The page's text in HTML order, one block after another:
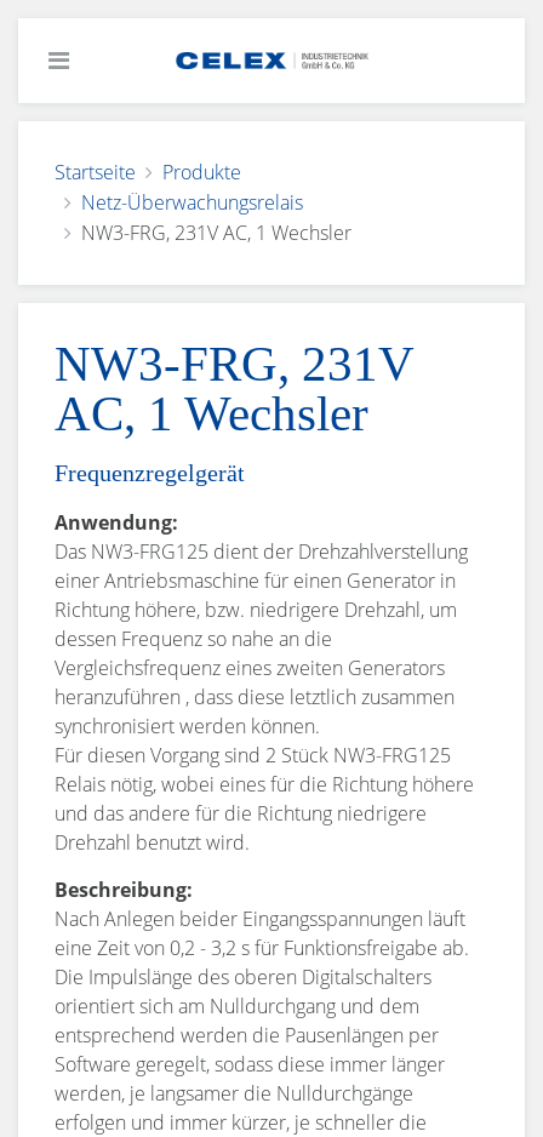
Startseite
Produkte
Netz-Überwachungsrelais
NW3-FRG, 231V AC, 1 Wechsler
NW3-FRG, 231V
AC, 1 Wechsler
Frequenzregelgerät
Anwendung:
Das NW3-FRG125 dient der Drehzahlverstellung
einer Antriebsmaschine für einen Generator in
Richtung höhere, bzw. niedrigere Drehzahl, um
dessen Frequenz so nahe an die
Vergleichsfrequenz eines zweiten Generators
heranzuführen , dass diese letztlich zusammen
synchronisiert werden können.
Für diesen Vorgang sind 2 Stück NW3-FRG125
Relais nötig, wobei eines für die Richtung höhere
und das andere für die Richtung niedrigere
Drehzahl benutzt wird.
Beschreibung:
Nach Anlegen beider Eingangsspannungen läuft
eine Zeit von 0,2 - 3,2 s für Funktionsfreigabe ab.
Die Impulslänge des oberen Digitalschalters
orientiert sich am Nulldurchgang und dem
entsprechend werden die Pausenlängen per
Software geregelt, sodass diese immer länger
werden, je langsamer die Nulldurchgänge
erfolgen und immer kürzer, je schneller die